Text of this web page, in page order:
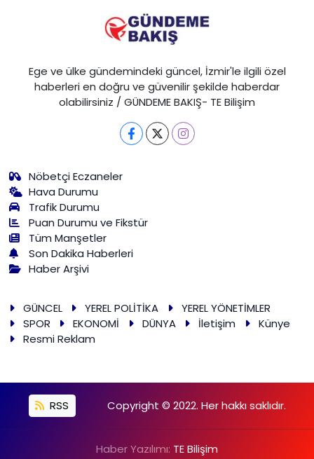
Ege ve ülke gündemindeki güncel, İzmir'le ilgili özel
haberleri en doğru ve güvenilir şekilde haberdar
olabilirsiniz / GÜNDEME BAKIŞ- TE Bilişim
Nöbetçi Eczaneler
Hava Durumu
Trafik Durumu
Puan Durumu ve Fikstür
Tüm Manşetler
Son Dakika Haberleri
Haber Arşivi
GÜNCEL YEREL POLİTİKA
YEREL YÖNETİMLER
SPOR
EKONOMİ DÜNYA İletişim
Künye
Resmi Reklam
RSS Copyright © 2022. Her hakkı saklıdır.
Haber Yazılımı: TE Bilişim